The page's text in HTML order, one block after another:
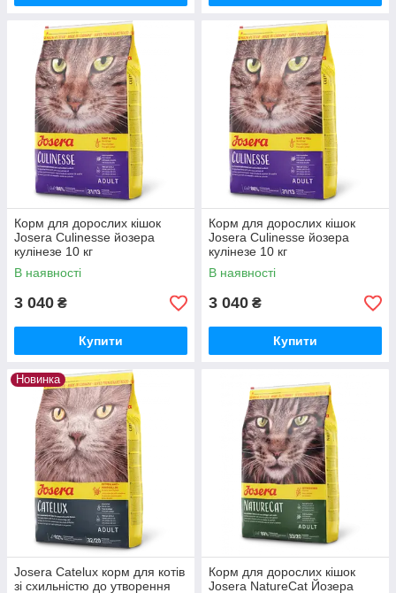
Корм для дорослих кішок
Josera Culinesse йозера
кулінезе 10 кг
В наявності
3 040 ₴
Купити
Корм для дорослих кішок
Josera Culinesse йозера
кулінезе 10 кг
В наявності
3 040 ₴
Купити
Новинка
Josera Catelux корм для котів
зі схильністю до утворення
Корм для дорослих кішок
Josera NatureCat Йозера